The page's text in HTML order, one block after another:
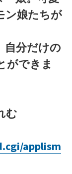
ン娘たちが
自分だけの
ができま
む
applism